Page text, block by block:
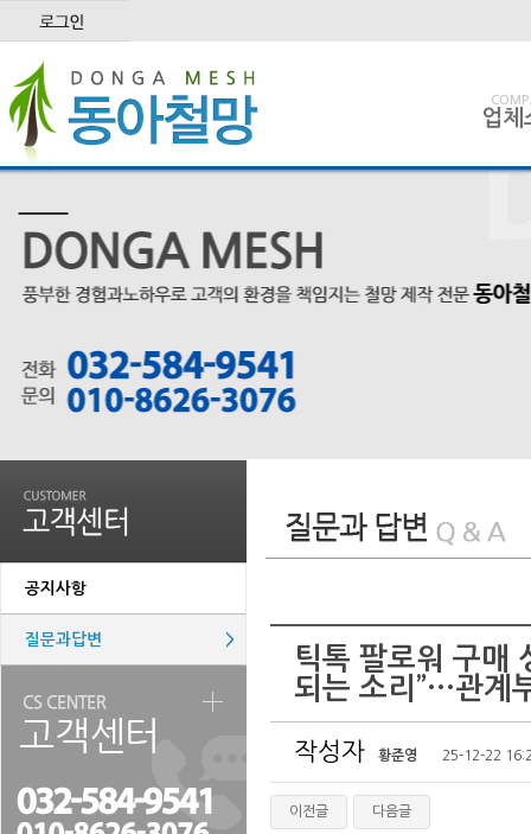
업체
공지사항
질문과답변 >
틱톡 팔로워 구매
되는 소리”···관계
작성자 황준영 25-12-22
이전글 다음글